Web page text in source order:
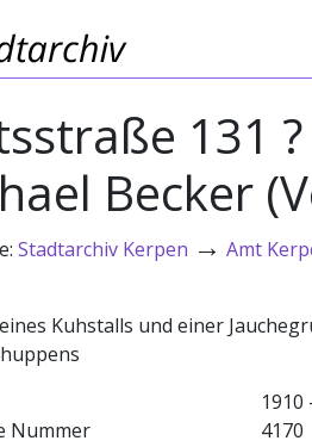
131
Becker
Stadtarchiv Kerpen → Amt
Kuhstalls und einer
1910
Nummer
4170